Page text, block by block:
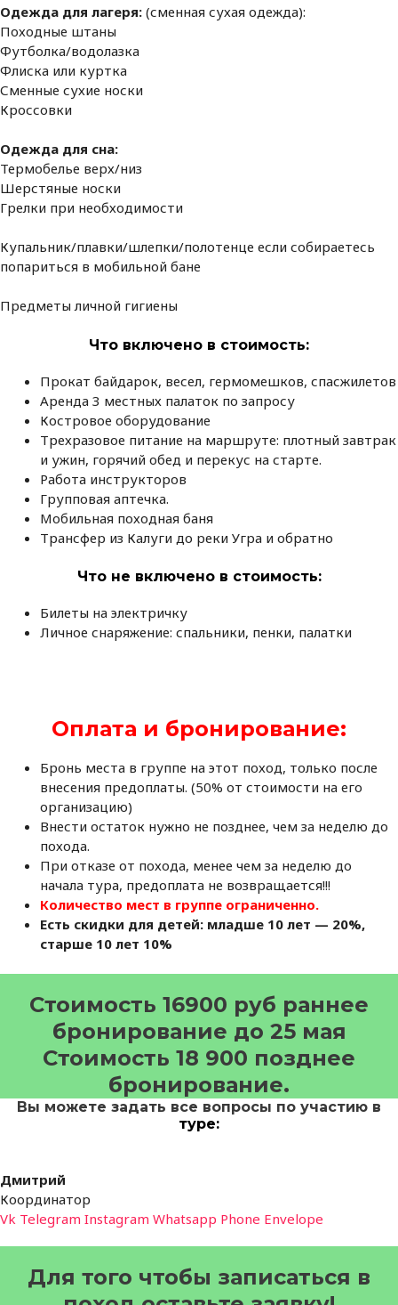
Одежда для лагеря: (сменная сухая одежда):
Походные штаны
Футболка/водолазка
Флиска или куртка
Сменные сухие носки
Кроссовки
Одежда для сна:
Термобелье верх/низ
Шерстяные носки
Грелки при необходимости
Купальник/плавки/шлепки/полотенце если собираетесь
попариться в мобильной бане
Предметы личной гигиены
Что включено в стоимость:
Прокат байдарок, весел, гермомешков, спасжилетов
Аренда 3 местных палаток по запросу
Костровое оборудование
Трехразовое питание на маршруте: плотный завтрак
и ужин, горячий обед и перекус на старте.
Работа инструкторов
Групповая аптечка.
Мобильная походная баня
Трансфер из Калуги до реки Угра и обратно
Что не включено в стоимость:
Билеты на электричку
Личное снаряжение: спальники, пенки, палатки
Оплата и бронирование:
Бронь места в группе на этот поход, только после
внесения предоплаты. (50% от стоимости на его
организацию)
Внести остаток нужно не позднее, чем за неделю до
похода.
При отказе от похода, менее чем за неделю до
начала тура, предоплата не возвращается!!!
Количество мест в группе ограниченно.
Есть скидки для детей: младше 10 лет — 20%,
старше 10 лет 10%
Стоимость 16900 руб раннее
бронирование до 25 мая
Стоимость 18 900 позднее
бронирование.
Вы можете задать все вопросы по участию в
туре:
Дмитрий
Координатор
Vk Telegram Instagram Whatsapp Phone Envelope
Для того чтобы записаться в